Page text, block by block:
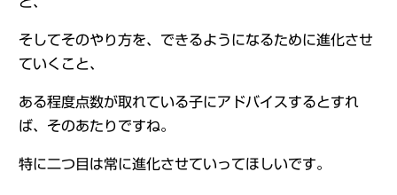
そしてそのやり方を、できるようになるために進化させ
ていくこと、
ある程度点数が取れている子にアドバイスするとすれ
ば、そのあたりですね。
特に二つ目は常に進化させていってほしいです。